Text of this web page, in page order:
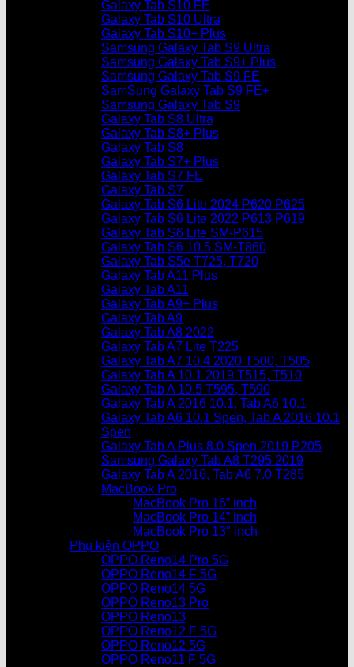
Galaxy Tab S10 FE
Galaxy Tab S10 Ultra
Galaxy Tab S10+ Plus
Samsung Galaxy Tab S9 Ultra
Samsung Galaxy Tab S9+ Plus
Samsung Galaxy Tab S9 FE
SamSung Galaxy Tab S9 FE+
Samsung Galaxy Tab S9
Galaxy Tab S8 Ultra
Galaxy Tab S8+ Plus
Galaxy Tab S8
Galaxy Tab S7+ Plus
Galaxy Tab S7 FE
Galaxy Tab S7
Galaxy Tab S6 Lite 2024 P620 P625
Galaxy Tab S6 Lite 2022 P613 P619
Galaxy Tab S6 Lite SM-P615
Galaxy Tab S6 10.5 SM-T860
Galaxy Tab S5e T725, T720
Galaxy Tab A11 Plus
Galaxy Tab A11
Galaxy Tab A9+ Plus
Galaxy Tab A9
Galaxy Tab A8 2022
Galaxy Tab A7 Lite T225
Galaxy Tab A7 10.4 2020 T500, T505
Galaxy Tab A 10.1 2019 T515, T510
Galaxy Tab A 10.5 T595, T590
Galaxy Tab A 2016 10.1, Tab A6 10.1
Galaxy Tab A6 10.1 Spen, Tab A 2016 10.1
Spen
Galaxy Tab A Plus 8.0 Spen 2019 P205
Samsung Galaxy Tab A8 T295 2019
Galaxy Tab A 2016, Tab A6 7.0 T285
MacBook Pro
MacBook Pro 16” inch
MacBook Pro 14” inch
MacBook Pro 13″ inch
Phụ kiện OPPO
OPPO Reno14 Pro 5G
OPPO Reno14 F 5G
OPPO Reno14 5G
OPPO Reno13 Pro
OPPO Reno13
OPPO Reno12 F 5G
OPPO Reno12 5G
OPPO Reno11 F 5G